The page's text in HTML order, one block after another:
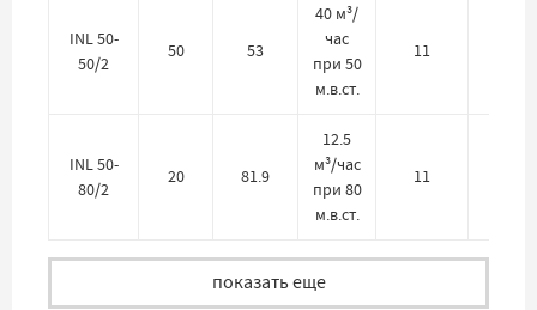
INL 50-
50/2
50 53
40 м³/
час
при 50
м.в.ст.
11
INL 50-
80/2
20 81.9
12.5
м³/час
при 80
м.в.ст.
11
показать еще